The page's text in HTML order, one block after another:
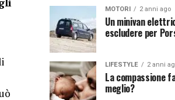
MOTORI 2 anni ago
Un minivan
escludere per
LIFESTYLE 2 anni
La compassione
meglio?